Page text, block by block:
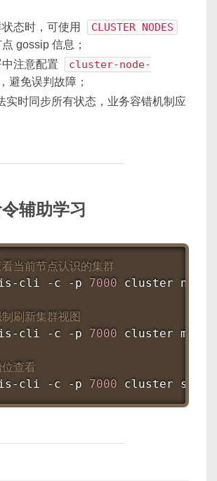
态时，可使用
CLUSTER NODES
gossip 信息；
注意配置
cluster-node-
，避免误判故障；
实时同步所有状态，业务容错机制应
辅助学习
当前节点认识的集群
cli -c -p 7000 cluster nodes
刷新集群视图
cli -c -p 7000 cluster meet
查看
cli -c -p 7000 cluster slots